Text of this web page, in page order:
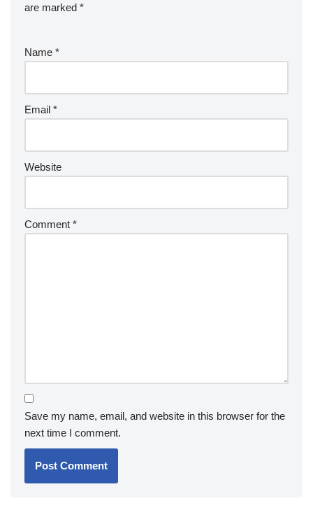
are marked *
Name *
Email *
Website
Comment *
Save my name, email, and website in this browser for the
next time I comment.